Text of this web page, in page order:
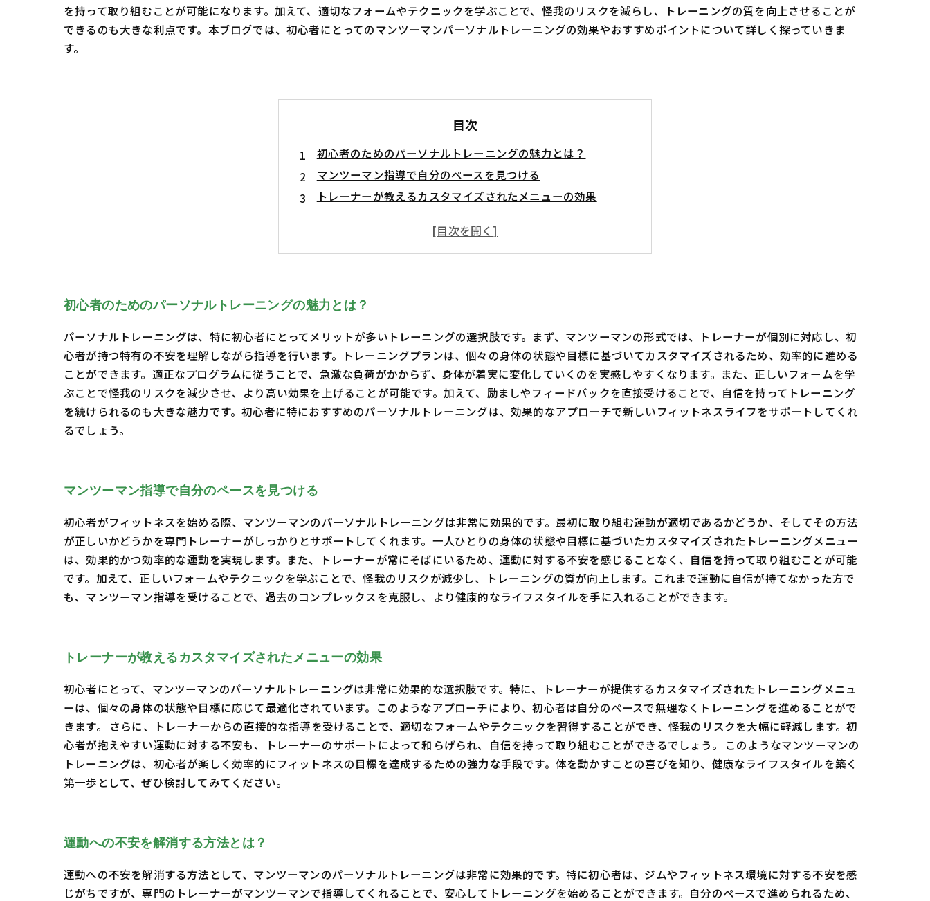
を持って取り組むことが可能になります。加えて、適切なフォームやテクニックを学ぶことで、怪我のリスクを減らし、トレーニングの質を向上させることが
できるのも大きな利点です。本ブログでは、初心者にとってのマンツーマンパーソナルトレーニングの効果やおすすめポイントについて詳しく探っていきま
す。
目次
初心者のためのパーソナルトレーニングの魅力とは？
マンツーマン指導で自分のペースを見つける
トレーナーが教えるカスタマイズされたメニューの効果
正しいフォームで怪我のリスクを軽減！
初心者のためのパーソナルトレーニングの魅力とは？
パーソナルトレーニングは、特に初心者にとってメリットが多いトレーニングの選択肢です。まず、マンツーマンの形式では、トレーナーが個別に対応し、初
心者が持つ特有の不安を理解しながら指導を行います。トレーニングプランは、個々の身体の状態や目標に基づいてカスタマイズされるため、効率的に進める
ことができます。適正なプログラムに従うことで、急激な負荷がかからず、身体が着実に変化していくのを実感しやすくなります。また、正しいフォームを学
ぶことで怪我のリスクを減少させ、より高い効果を上げることが可能です。加えて、励ましやフィードバックを直接受けることで、自信を持ってトレーニング
を続けられるのも大きな魅力です。初心者に特におすすめのパーソナルトレーニングは、効果的なアプローチで新しいフィットネスライフをサポートしてくれ
るでしょう。
マンツーマン指導で自分のペースを見つける
初心者がフィットネスを始める際、マンツーマンのパーソナルトレーニングは非常に効果的です。最初に取り組む運動が適切であるかどうか、そしてその方法
が正しいかどうかを専門トレーナーがしっかりとサポートしてくれます。一人ひとりの身体の状態や目標に基づいたカスタマイズされたトレーニングメニュー
は、効果的かつ効率的な運動を実現します。また、トレーナーが常にそばにいるため、運動に対する不安を感じることなく、自信を持って取り組むことが可能
です。加えて、正しいフォームやテクニックを学ぶことで、怪我のリスクが減少し、トレーニングの質が向上します。これまで運動に自信が持てなかった方で
も、マンツーマン指導を受けることで、過去のコンプレックスを克服し、より健康的なライフスタイルを手に入れることができます。
トレーナーが教えるカスタマイズされたメニューの効果
初心者にとって、マンツーマンのパーソナルトレーニングは非常に効果的な選択肢です。特に、トレーナーが提供するカスタマイズされたトレーニングメニュ
ーは、個々の身体の状態や目標に応じて最適化されています。このようなアプローチにより、初心者は自分のペースで無理なくトレーニングを進めることがで
きます。 さらに、トレーナーからの直接的な指導を受けることで、適切なフォームやテクニックを習得することができ、怪我のリスクを大幅に軽減します。初
心者が抱えやすい運動に対する不安も、トレーナーのサポートによって和らげられ、自信を持って取り組むことができるでしょう。 このようなマンツーマンの
トレーニングは、初心者が楽しく効率的にフィットネスの目標を達成するための強力な手段です。体を動かすことの喜びを知り、健康なライフスタイルを築く
第一歩として、ぜひ検討してみてください。
運動への不安を解消する方法とは？
運動への不安を解消する方法として、マンツーマンのパーソナルトレーニングは非常に効果的です。特に初心者は、ジムやフィットネス環境に対する不安を感
じがちですが、専門のトレーナーがマンツーマンで指導してくれることで、安心してトレーニングを始めることができます。自分のペースで進められるため、